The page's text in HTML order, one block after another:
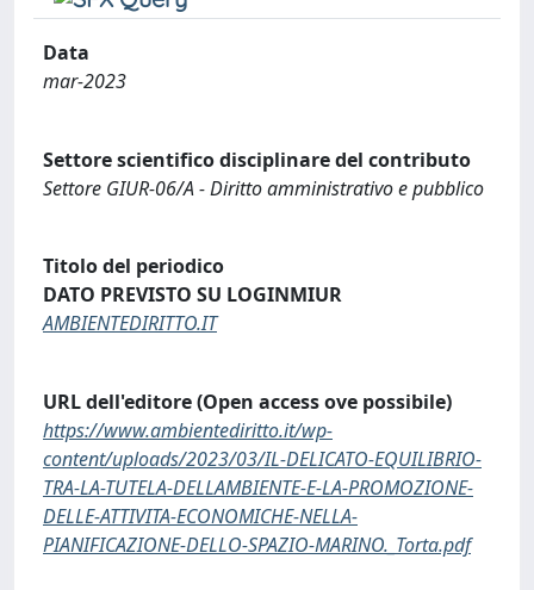
Data
mar-2023
Settore scientifico disciplinare del contributo
Settore GIUR-06/A - Diritto amministrativo e pubblico
Titolo del periodico
DATO PREVISTO SU LOGINMIUR
AMBIENTEDIRITTO.IT
URL dell'editore (Open access ove possibile)
https://www.ambientediritto.it/wp-
content/uploads/2023/03/IL-DELICATO-EQUILIBRIO-
TRA-LA-TUTELA-DELLAMBIENTE-E-LA-PROMOZIONE-
DELLE-ATTIVITA-ECONOMICHE-NELLA-
PIANIFICAZIONE-DELLO-SPAZIO-MARINO._Torta.pdf